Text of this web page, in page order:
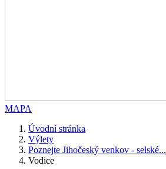
MAPA
Úvodní stránka
Výlety
Poznejte Jihočeský venkov - selské...
Vodice